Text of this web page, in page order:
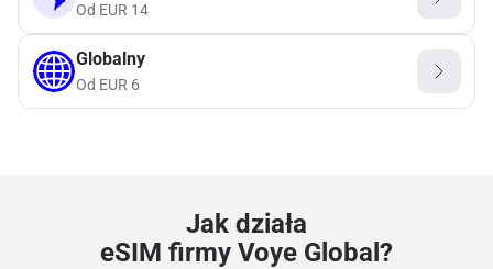
Od EUR 14
Globalny
Od EUR 6
Jak działa
eSIM firmy Voye Global?